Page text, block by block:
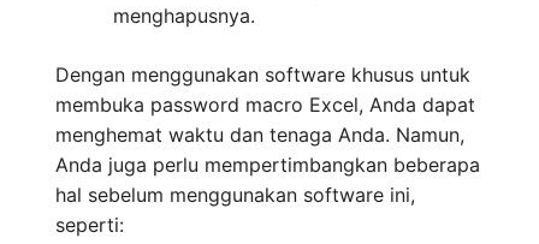
menghapusnya.
Dengan menggunakan software khusus untuk
membuka password macro Excel, Anda dapat
menghemat waktu dan tenaga Anda. Namun,
Anda juga perlu mempertimbangkan beberapa
hal sebelum menggunakan software ini,
seperti: